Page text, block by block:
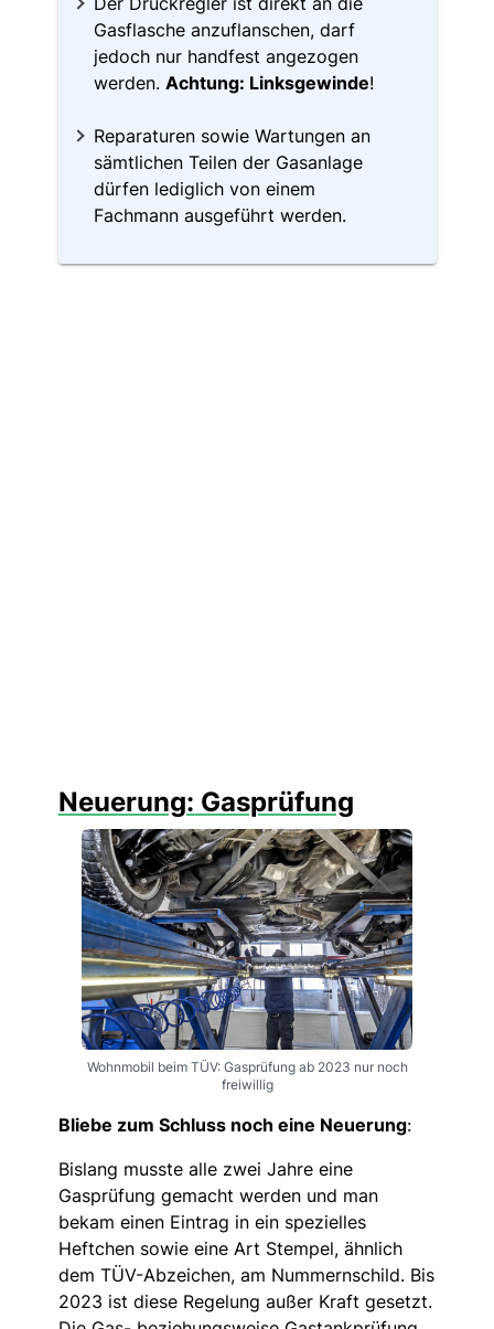
Gasflasche anzuflanschen, darf
jedoch nur handfest angezogen
werden. Achtung: Linksgewinde!
Reparaturen sowie Wartungen an
sämtlichen Teilen der Gasanlage
dürfen lediglich von einem
Fachmann ausgeführt werden.
Neuerung: Gasprüfung
Wohnmobil beim TÜV: Gasprüfung ab 2023 nur noch
freiwillig
Bliebe zum Schluss noch eine Neuerung:
Bislang musste alle zwei Jahre eine
Gasprüfung gemacht werden und man
bekam einen Eintrag in ein spezielles
Heftchen sowie eine Art Stempel, ähnlich
dem TÜV-Abzeichen, am Nummernschild. Bis
2023 ist diese Regelung außer Kraft gesetzt.